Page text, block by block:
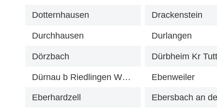
Dotternhausen Drackenstein
Durchhausen Durlangen
Dörzbach Dürbheim Kr
Dürnau b Riedlingen Württ Ebenweiler
Eberhardzell Ebersbach an